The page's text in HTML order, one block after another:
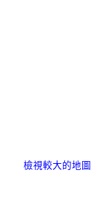
檢視較大的地圖